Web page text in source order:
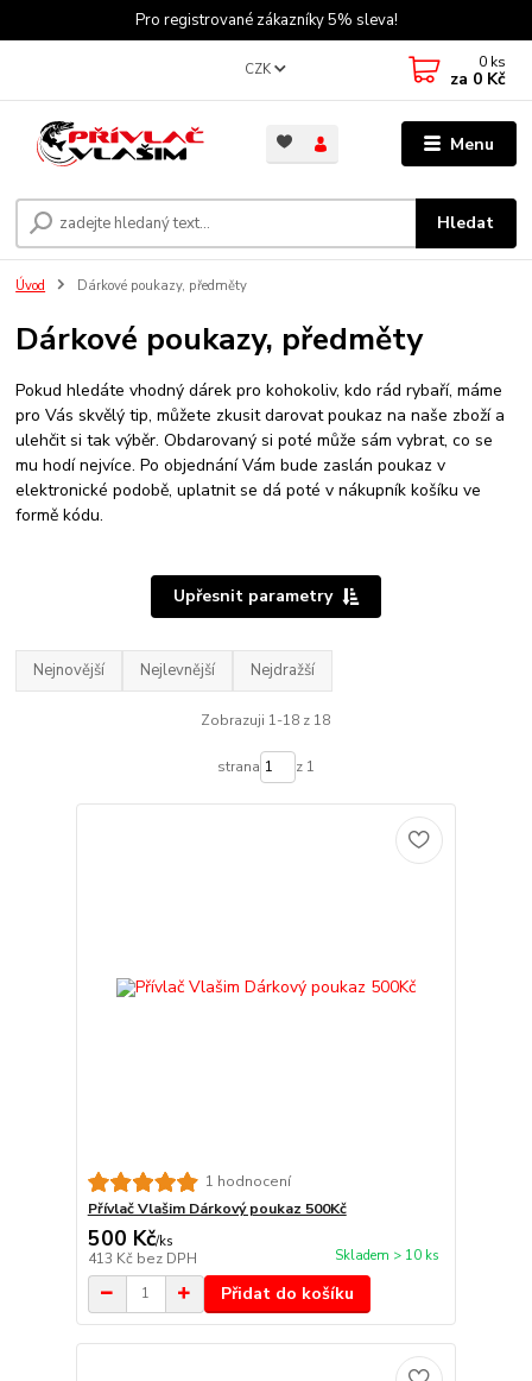
Pro registrované zákazníky 5% sleva!
Menu
CZK
Hledat
0 ks
za 0 Kč
Úvod Dárkové poukazy, předměty
Dárkové poukazy, předměty
Pokud hledáte vhodný dárek pro kohokoliv, kdo rád rybaří, máme
pro Vás skvělý tip, můžete zkusit darovat poukaz na naše zboží a
ulehčit si tak výběr. Obdarovaný si poté může sám vybrat, co se
mu hodí nejvíce. Po objednání Vám bude zaslán poukaz v
elektronické podobě, uplatnit se dá poté v nákupník košíku ve
formě kódu.
Upřesnit parametry
Nejnovější Nejlevnější Nejdražší
Zobrazuji 1-18 z 18
strana z 1
1 hodnocení
Přívlač Vlašim Dárkový poukaz 500Kč
500 Kč/ks
413 Kč bez DPH Skladem > 10 ks
Přidat do košíku